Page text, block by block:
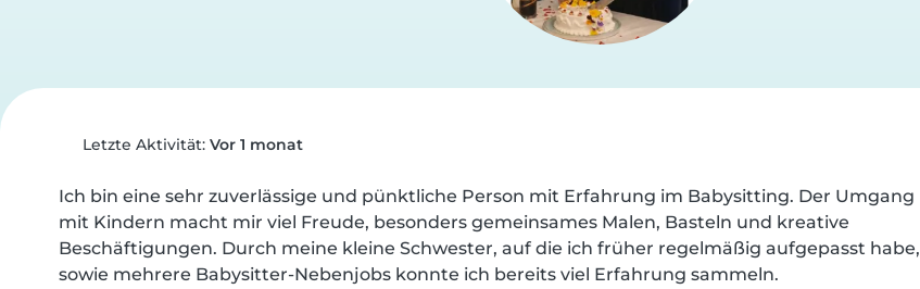
Letzte Aktivität: Vor 1 monat
Ich bin eine sehr zuverlässige und pünktliche Person mit Erfahrung im Babysitting. Der Umgang
mit Kindern macht mir viel Freude, besonders gemeinsames Malen, Basteln und kreative
Beschäftigungen. Durch meine kleine Schwester, auf die ich früher regelmäßig aufgepasst habe,
sowie mehrere Babysitter-Nebenjobs konnte ich bereits viel Erfahrung sammeln.